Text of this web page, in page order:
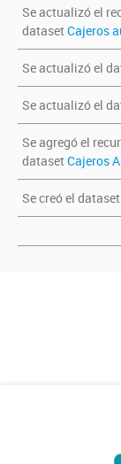
Se actualizó el
dataset Cajeros
Se actualizó el
Se actualizó el
Se agregó el
dataset Cajeros
Se creó el dataset